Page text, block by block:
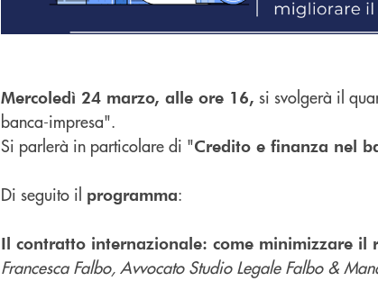
Mercoledì 24 marzo, alle ore 16, si svolgerà il
banca-impresa".
Si parlerà in particolare di "Credito e finanza nel
Di seguito il programma:
Il contratto internazionale: come minimizzare il
Francesca Falbo, Avvocato Studio Legale Falbo &